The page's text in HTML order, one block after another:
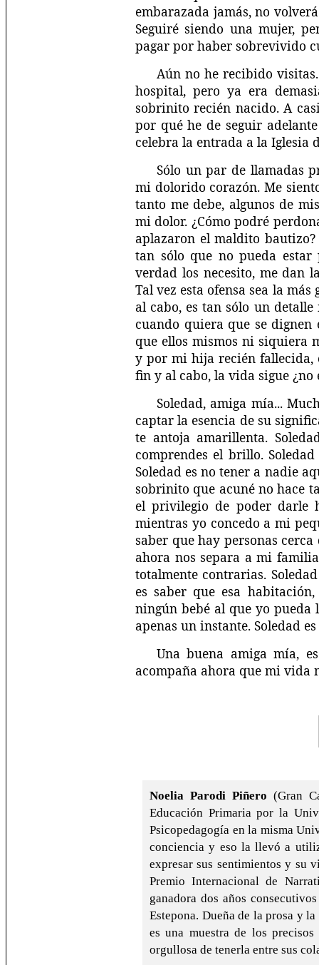
embarazada jamás, no
Seguiré siendo una mujer,
pagar por haber sobrevivido
Aún no he recibido
hospital, pero ya era
sobrinito recién nacido. A
por qué he de seguir
celebra la entrada a la Iglesia
Sólo un par de llamadas
mi dolorido corazón. Me
tanto me debe, algunos de
mi dolor. ¿Cómo podré
aplazaron el maldito
tan sólo que no pueda estar
verdad los necesito, me dan
Tal vez esta ofensa sea la
al cabo, es tan sólo un
cuando quiera que se
que ellos mismos ni siquiera
y por mi hija recién fallecida,
fin y al cabo, la vida sigue ¿no
Soledad, amiga mía...
captar la esencia de su
te antoja amarillenta.
comprendes el brillo.
Soledad es no tener a nadie
sobrinito que acuné no hace
el privilegio de poder darle
mientras yo concedo a mi
saber que hay personas
ahora nos separa a mi
totalmente contrarias.
es saber que esa
ningún bebé al que yo pueda
apenas un instante. Soledad
Una buena amiga mía,
acompaña ahora que mi vida
Noelia Parodi Piñero (Gran
Educación Primaria por la
Psicopedagogía en la misma
conciencia y eso la llevó a
expresar sus sentimientos y
Premio Internacional de
ganadora dos años
Estepona. Dueña de la prosa y
es una muestra de los
orgullosa de tenerla entre sus